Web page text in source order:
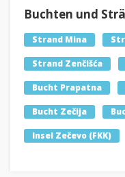
Buchten und
Strand Mina
Strand Zenčišća
Bucht Prapatna
Bucht Zečija
Insel Zečevo (FKK)